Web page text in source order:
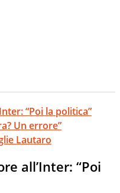
“Poi la politica”
Un errore”
Lautaro
all’Inter: “Poi